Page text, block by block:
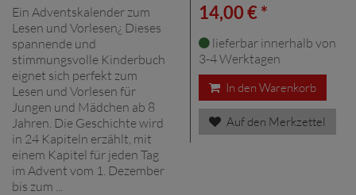
Ein Adventskalender zum
Lesen und Vorlesen¿ Dieses
spannende und
stimmungsvolle Kinderbuch
eignet sich perfekt zum
Lesen und Vorlesen für
Jungen und Mädchen ab 8
Jahren. Die Geschichte wird
in 24 Kapiteln erzählt, mit
einem Kapitel für jeden Tag
im Advent vom 1. Dezember
bis zum ...
14,00 € *
lieferbar innerhalb von
3-4 Werktagen
In den Warenkorb
Auf den Merkzettel